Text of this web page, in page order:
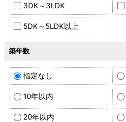
3DK～3LDK
5DK～5LDK以上
築年数
指定なし
10年以内
20年以内